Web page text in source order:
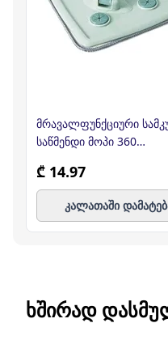
მრავალფუნქციური
საწმენდი მოპი 360
₾ 14.97
კალათაში
ᲮᲨᲘᲠᲐᲓ